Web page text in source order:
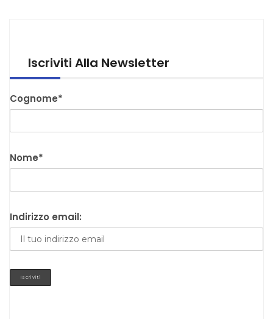
Iscriviti Alla Newsletter
Cognome*
Nome*
Indirizzo email: